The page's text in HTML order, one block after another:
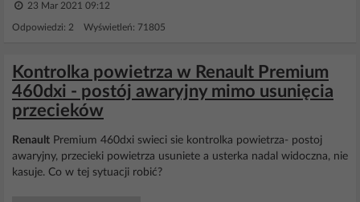
23 Mar 2021 09:12
Odpowiedzi: 2 Wyświetleń: 71805
Kontrolka powietrza w Renault Premium
460dxi - postój awaryjny mimo usunięcia
przecieków
Renault Premium 460dxi swieci sie kontrolka powietrza- postoj
awaryjny, przecieki powietrza usuniete a usterka nadal widoczna, nie
kasuje. Co w tej sytuacji robić?